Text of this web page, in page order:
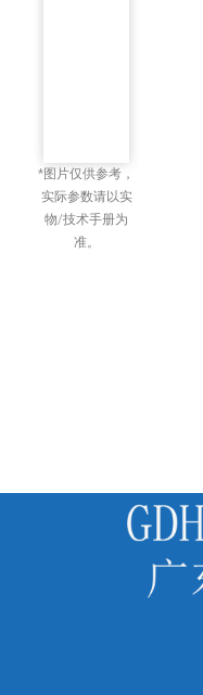
*图片仅供参考，
实际参数请以实
物/技术手册为
准。